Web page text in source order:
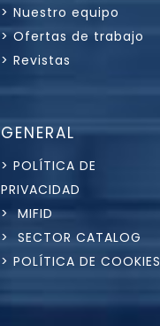
> Nuestro equipo
> Ofertas de trabajo
> Revistas
GENERAL
> POLÍTICA DE
PRIVACIDAD
> MIFID
> SECTOR CATALOG
> POLÍTICA DE COOKIES